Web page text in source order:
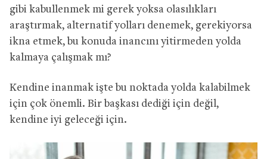
gibi kabullenmek mi gerek yoksa olasılıkları
araştırmak, alternatif yolları denemek, gerekiyorsa
ikna etmek, bu konuda inancını yitirmeden yolda
kalmaya çalışmak mı?
Kendine inanmak işte bu noktada yolda kalabilmek
için çok önemli. Bir başkası dediği için değil,
kendine iyi geleceği için.